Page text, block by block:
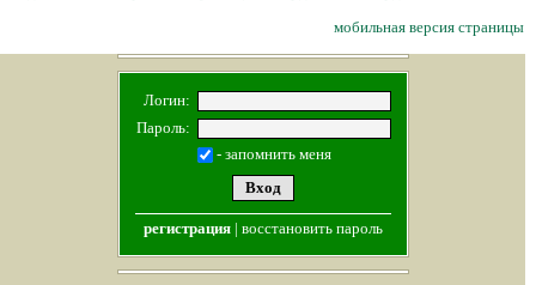
мобильная версия страницы
Логин:
Пароль:
- запомнить меня
регистрация| восстановить пароль